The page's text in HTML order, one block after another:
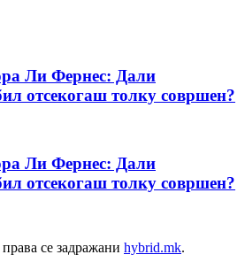
Ли Фернес: Дали
отсекогаш толку совршен?
Ли Фернес: Дали
отсекогаш толку совршен?
се задражани hybrid.mk.